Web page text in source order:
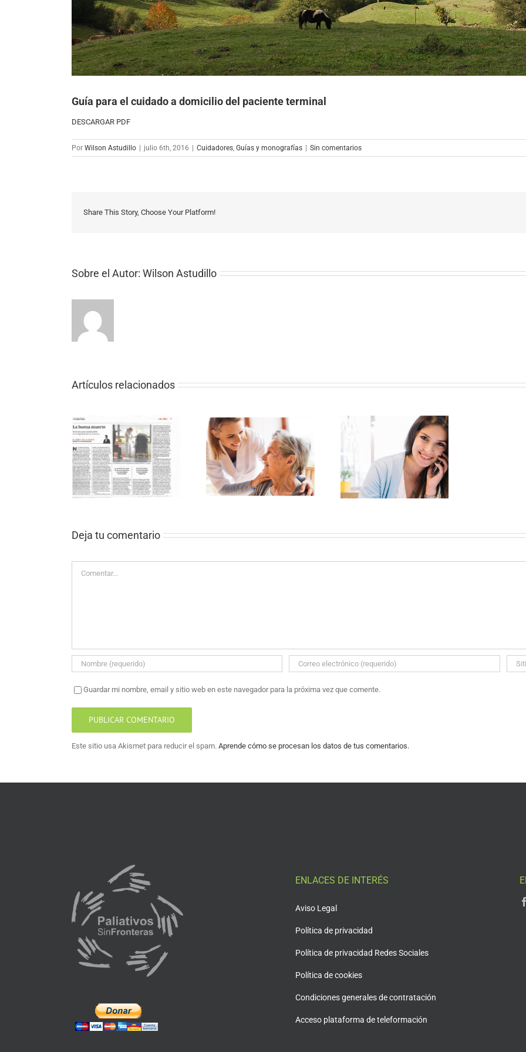
Guía para el cuidado a domicilio del paciente terminal
DESCARGAR PDF
Por Wilson Astudillo | julio 6th, 2016 | Cuidadores, Guías y monografías | Sin comentarios
Share This Story, Choose Your Platform!
Sobre el Autor: Wilson Astudillo
Artículos relacionados
CURSO DE
VOLUNTARIADO ONLINE
EN CUIDADOS
PALIATIVOS
EL TELÉFONO PALIATIVO
Deja tu comentario
Guardar mi nombre, email y sitio web en este navegador para la próxima vez que comente.
Este sitio usa Akismet para reducir el spam. Aprende cómo se procesan los datos de tus comentarios.
ENLACES DE INTERÉS
Aviso Legal
Política de privacidad
Política de privacidad Redes Sociales
Política de cookies
Condiciones generales de contratación
Acceso plataforma de teleformación